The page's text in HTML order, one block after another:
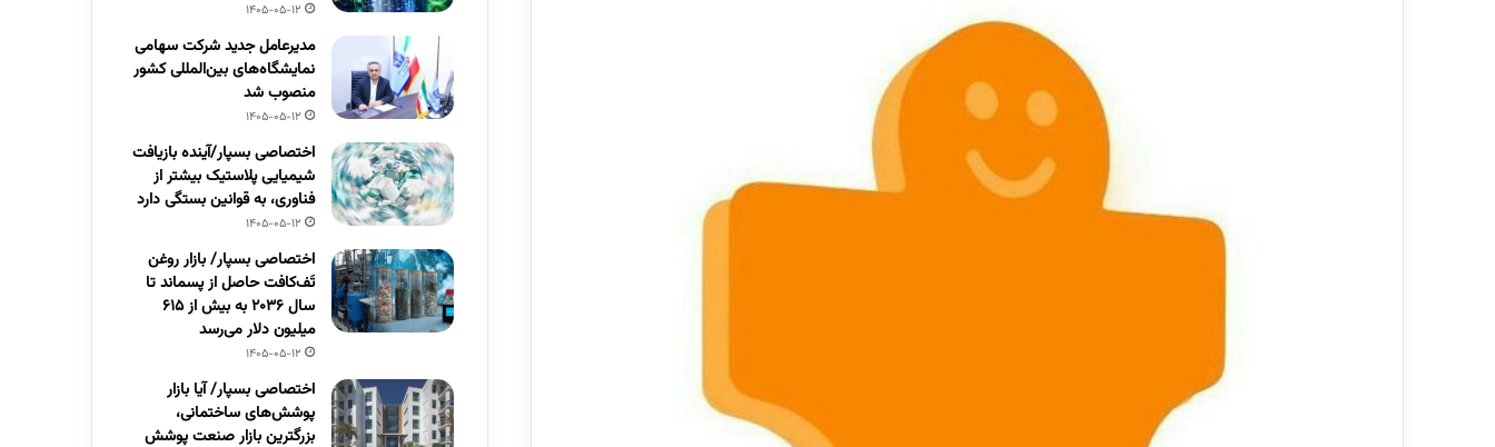
1405-05-12
مدیرعامل جدید شرکت سهامی
نمایشگاه‌های بین‌المللی کشور
منصوب شد
1405-05-12
اختصاصی بسپار/آینده بازیافت
شیمیایی پلاستیک بیشتر از
فناوری، به قوانین بستگی دارد
1405-05-12
اختصاصی بسپار/ بازار روغن
تَف‌کافت حاصل از پسماند تا
سال ۲۰۳۶ به بیش از ۶۱۵
میلیون دلار می‌رسد
1405-05-12
اختصاصی بسپار/ آیا بازار
پوشش‌های ساختمانی،
بزرگترین بازار صنعت پوشش